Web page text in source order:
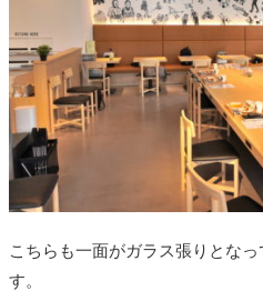
こちらも一面がガラス張りとな
す。